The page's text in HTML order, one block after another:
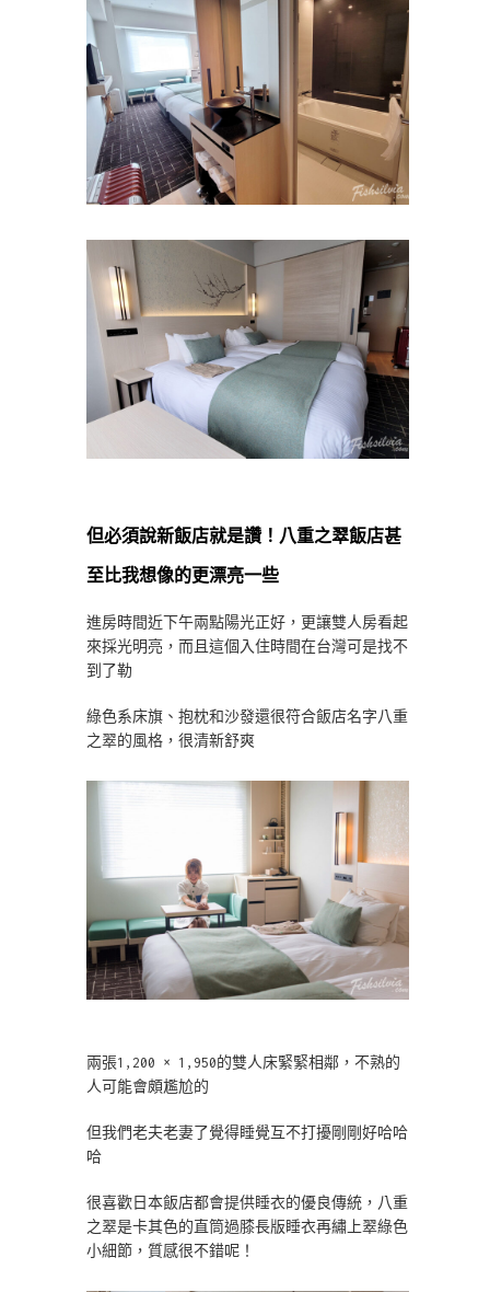
但必須說新飯店就是讚！八重之翠飯店甚
至比我想像的更漂亮一些
進房時間近下午兩點陽光正好，更讓雙人房看起
來採光明亮，而且這個入住時間在台灣可是找不
到了勒
綠色系床旗、抱枕和沙發還很符合飯店名字八重
之翠的風格，很清新舒爽
兩張1,200 × 1,950的雙人床緊緊相鄰，不熟的
人可能會頗尷尬的
但我們老夫老妻了覺得睡覺互不打擾剛剛好哈哈
哈
很喜歡日本飯店都會提供睡衣的優良傳統，八重
之翠是卡其色的直筒過膝長版睡衣再繡上翠綠色
小細節，質感很不錯呢！